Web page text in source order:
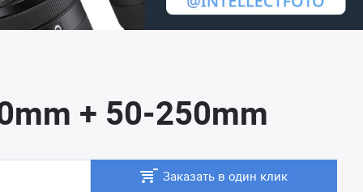
+ 50-250mm
Заказать в один клик